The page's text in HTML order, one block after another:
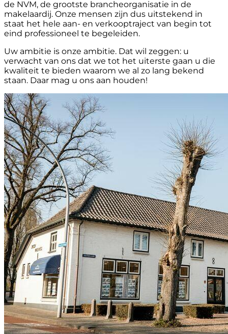
de NVM, de grootste brancheorganisatie in de
makelaardij. Onze mensen zijn dus uitstekend in
staat het hele aan- en verkooptraject van begin tot
eind professioneel te begeleiden.
Uw ambitie is onze ambitie. Dat wil zeggen: u
verwacht van ons dat we tot het uiterste gaan u die
kwaliteit te bieden waarom we al zo lang bekend
staan. Daar mag u ons aan houden!